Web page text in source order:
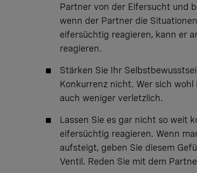
Partner von der Eifersucht und
wenn der Partner die
eifersüchtig reagieren, kann er
reagieren.
Stärken Sie Ihr
Konkurrenz nicht. Wer sich
auch weniger verletzlich.
Lassen Sie es gar nicht so weit
eifersüchtig reagieren. Wenn
aufsteigt, geben Sie diesem
Ventil. Reden Sie mit dem